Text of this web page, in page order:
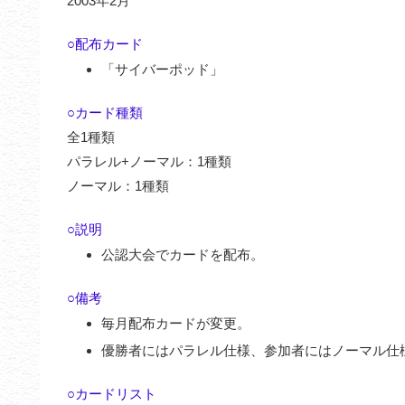
○配布カード
「サイバーポッド」
○カード種類
全1種類
パラレル+ノーマル：1種類
ノーマル：1種類
○説明
公認大会でカードを配布。
○備考
毎月配布カードが変更。
優勝者にはパラレル仕様、参加者にはノーマル仕
○カードリスト